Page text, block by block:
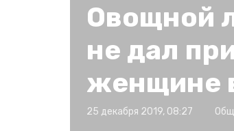
Овощной
не дал
женщине
25 декабря 2019, 08:27